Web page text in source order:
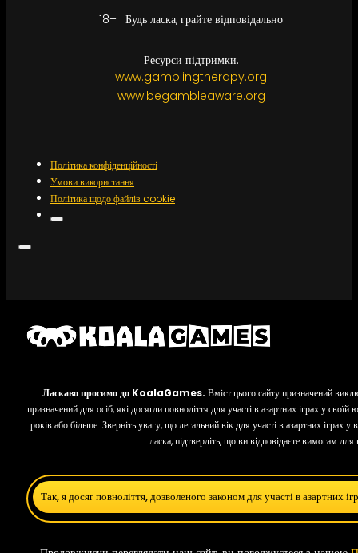
18+ | Будь ласка, грайте відповідально
Ресурси підтримки:
www.gamblingtherapy.org
www.begambleaware.org
Політика конфіденційності
Умови використання
Політика щодо файлів cookie
Ласкаво просимо до KoalaGames. Вміст цього сайту призначений
призначений для осіб, які досягли повноліття для участі в азартних іграх у
років або більше. Зверніть увагу, що легальний вік для участі в азартних іграх у
ласка, підтвердіть, що ви відповідаєте вимогам
Так, я досяг повноліття, дозволеного законом для участі в азартних